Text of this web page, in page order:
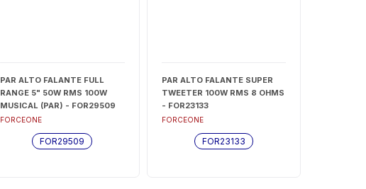
PAR ALTO FALANTE FULL
RANGE 5" 50W RMS 100W
MUSICAL (PAR) - FOR29509
FORCEONE
FOR29509
PAR ALTO FALANTE SUPER
TWEETER 100W RMS 8 OHMS
- FOR23133
FORCEONE
FOR23133